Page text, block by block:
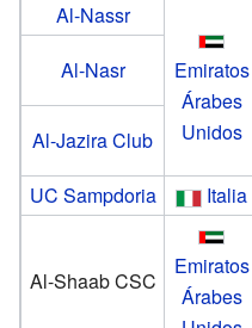
Al-Nassr
Emiratos
Árabes
Unidos
Al-Nasr
Al-Jazira Club
UC Sampdoria
Italia
Al-Shaab CSC
Emiratos
Árabes